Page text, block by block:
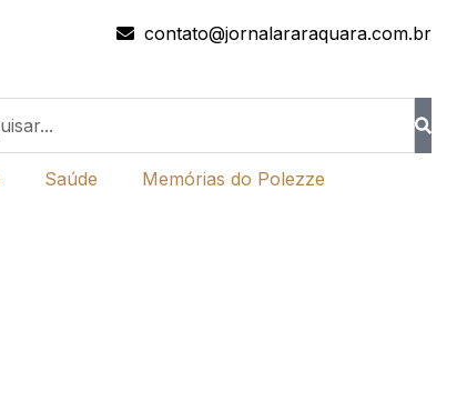
contato@jornalararaquara.com.br
Saúde Memórias do Polezze